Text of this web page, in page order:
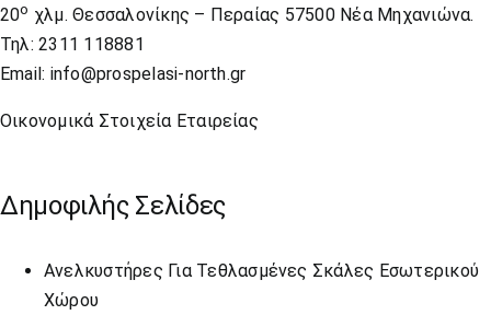
20ο χλμ. Θεσσαλονίκης – Περαίας 57500 Νέα Μηχανιώνα.
Τηλ:2311 118881
Email: info@prospelasi-north.gr
Οικονομικά Στοιχεία Εταιρείας
Δημοφιλής Σελίδες
Ανελκυστήρες Για Τεθλασμένες Σκάλες Εσωτερικού
Χώρου